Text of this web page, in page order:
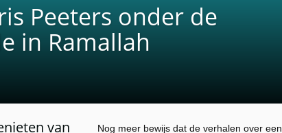
Peeters onder de
in Ramallah
van
Nog meer bewijs dat de verhalen over een